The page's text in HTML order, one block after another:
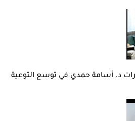
د. أسامة حمدي في توسع التوعية